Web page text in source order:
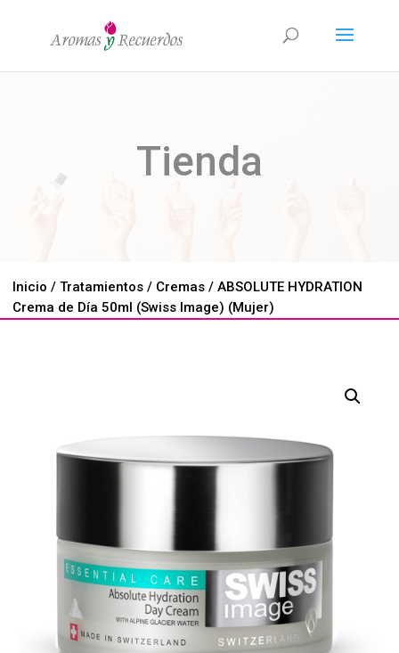
Tienda
Inicio / Tratamientos / Cremas / ABSOLUTE HYDRATION
Crema de Día 50ml (Swiss Image) (Mujer)